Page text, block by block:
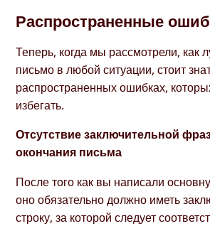
Распространенные
Теперь, когда мы рассмотрели, как
письмо в любой ситуации, стоит
распространенных ошибках,
избегать.
Отсутствие заключительной
окончания письма
После того как вы написали
оно обязательно должно иметь
строку, за которой следует